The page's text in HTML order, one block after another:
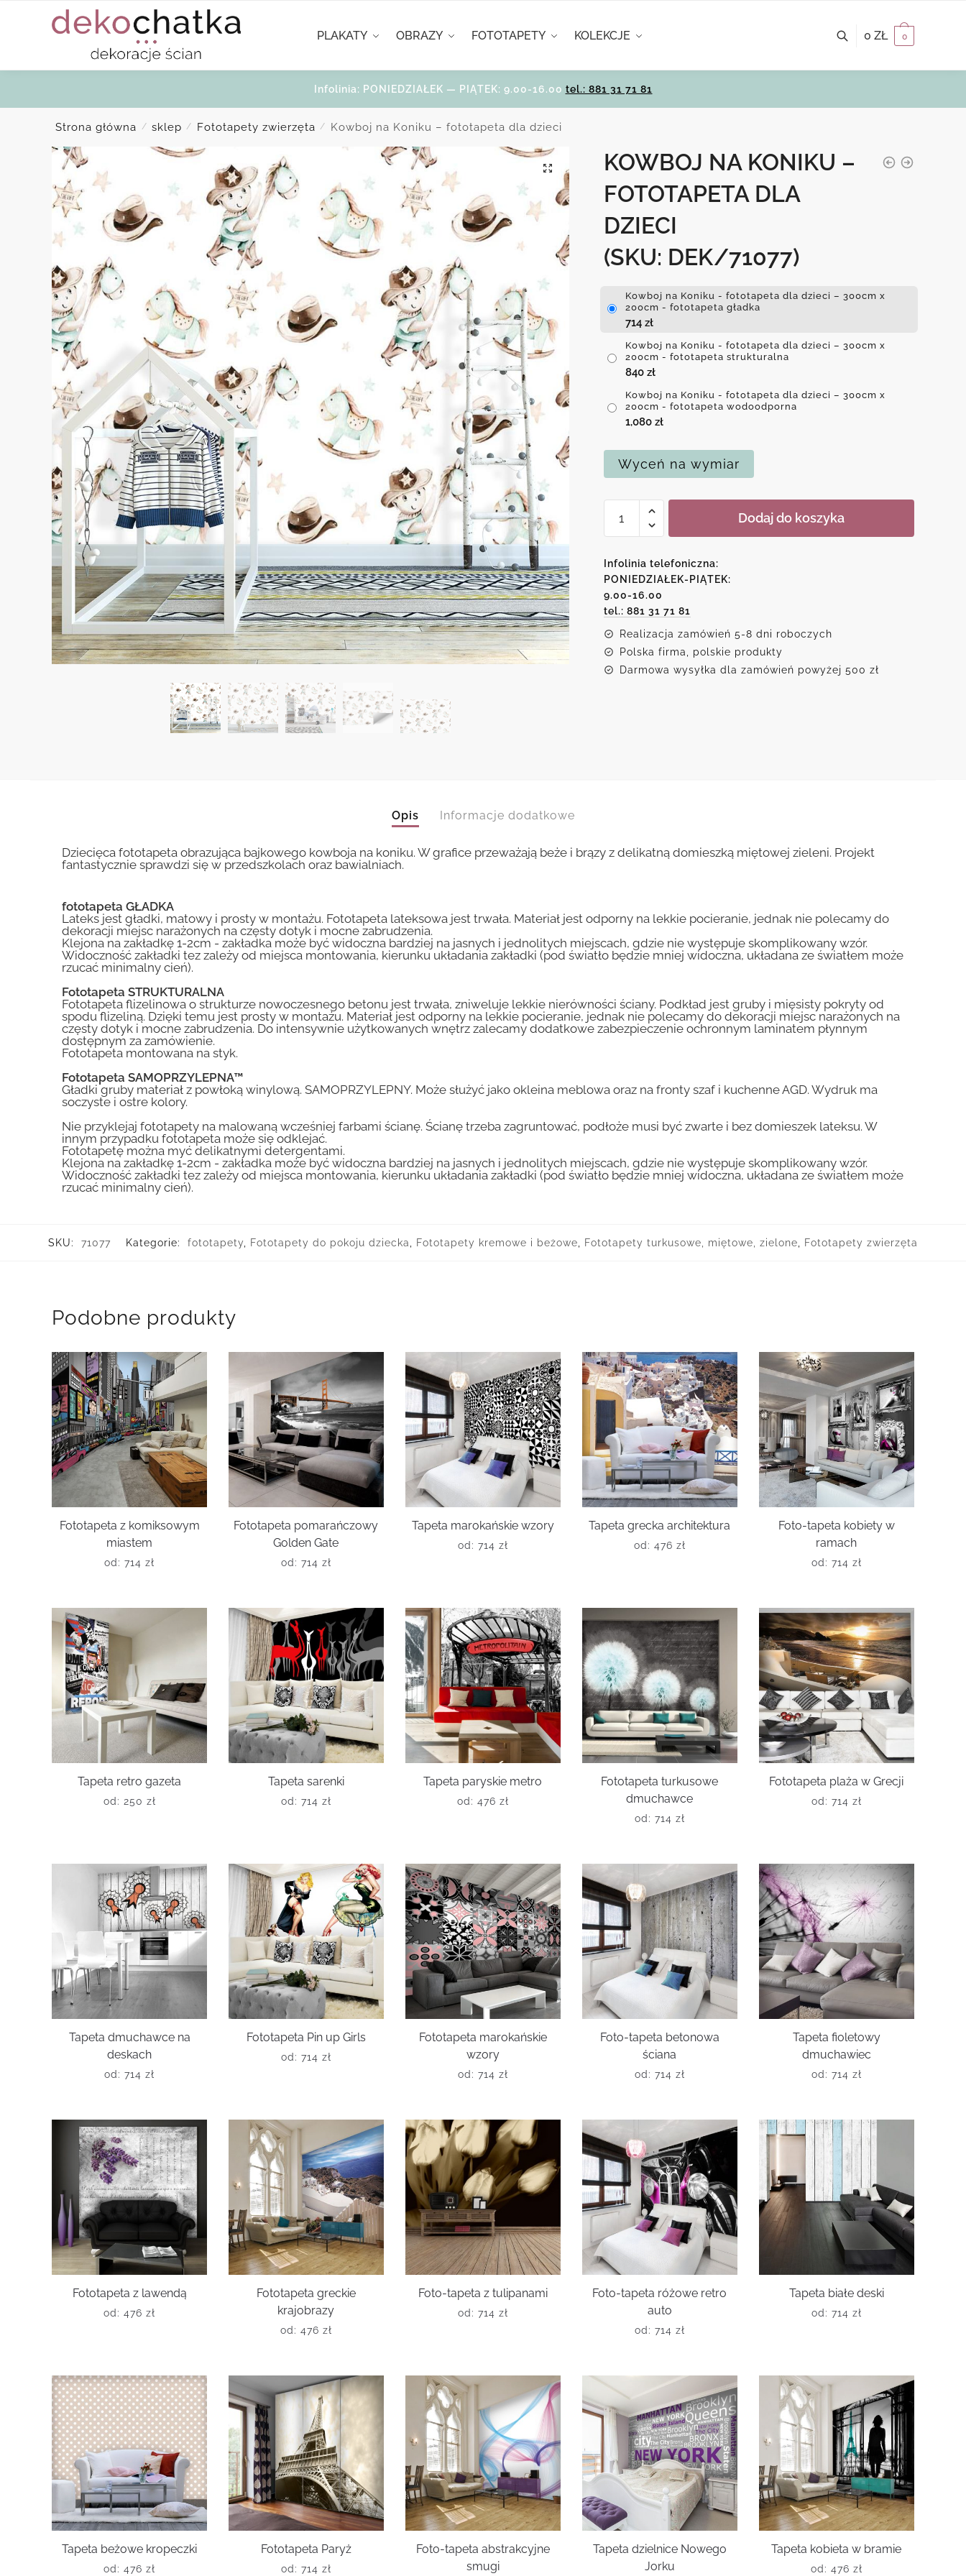
PLAKATY OBRAZY FOTOTAPETY KOLEKCJE 0 ZŁ 0
Infolinia: PONIEDZIAŁEK — PIĄTEK: 9.00-16.00 tel.: 881 31 71 81
Strona główna / sklep / Fototapety zwierzęta / Kowboj na Koniku – fototapeta dla dzieci
KOWBOJ NA KONIKU –
FOTOTAPETA DLA
DZIECI
(SKU: DEK/71077)
Kowboj na Koniku - fototapeta dla dzieci – 300cm x
200cm - fototapeta gładka
714 zł
Kowboj na Koniku - fototapeta dla dzieci – 300cm x
200cm - fototapeta strukturalna
840 zł
Kowboj na Koniku - fototapeta dla dzieci – 300cm x
200cm - fototapeta wodoodporna
1,080 zł
Wyceń na wymiar
Kowboj
Koniku
-
fototapeta
dla
dzieci
Dodaj do koszyka
Infolinia telefoniczna:
PONIEDZIAŁEK-PIĄTEK:
9.00-16.00
tel.: 881 31 71 81
Realizacja zamówień 5-8 dni roboczych
Polska firma, polskie produkty
Darmowa wysyłka dla zamówień powyżej 500 zł
Opis Informacje dodatkowe
Dziecięca fototapeta obrazująca bajkowego kowboja na koniku. W grafice przeważają beże i brązy z delikatną domieszką miętowej zieleni. Projekt
fantastycznie sprawdzi się w przedszkolach oraz bawialniach.
fototapeta GŁADKA
Lateks jest gładki, matowy i prosty w montażu. Fototapeta lateksowa jest trwała. Materiał jest odporny na lekkie pocieranie, jednak nie polecamy do
dekoracji miejsc narażonych na częsty dotyk i mocne zabrudzenia.
Klejona na zakładkę 1-2cm - zakładka może być widoczna bardziej na jasnych i jednolitych miejscach, gdzie nie występuje skomplikowany wzór.
Widoczność zakładki tez zależy od miejsca montowania, kierunku układania zakładki (pod światło będzie mniej widoczna, układana ze światłem może
rzucać minimalny cień).
Fototapeta STRUKTURALNA
Fototapeta flizelinowa o strukturze nowoczesnego betonu jest trwała, zniweluje lekkie nierówności ściany. Podkład jest gruby i mięsisty pokryty od
spodu flizeliną. Dzięki temu jest prosty w montażu. Materiał jest odporny na lekkie pocieranie, jednak nie polecamy do dekoracji miejsc narażonych na
częsty dotyk i mocne zabrudzenia. Do intensywnie użytkowanych wnętrz zalecamy dodatkowe zabezpieczenie ochronnym laminatem płynnym
dostępnym za zamówienie.
Fototapeta montowana na styk.
Fototapeta SAMOPRZYLEPNA™
Gładki gruby materiał z powłoką winylową. SAMOPRZYLEPNY. Może służyć jako okleina meblowa oraz na fronty szaf i kuchenne AGD. Wydruk ma
soczyste i ostre kolory.
Nie przyklejaj fototapety na malowaną wcześniej farbami ścianę. Ścianę trzeba zagruntować, podłoże musi być zwarte i bez domieszek lateksu. W
innym przypadku fototapeta może się odklejać.
Fototapetę można myć delikatnymi detergentami.
Klejona na zakładkę 1-2cm - zakładka może być widoczna bardziej na jasnych i jednolitych miejscach, gdzie nie występuje skomplikowany wzór.
Widoczność zakładki tez zależy od miejsca montowania, kierunku układania zakładki (pod światło będzie mniej widoczna, układana ze światłem może
rzucać minimalny cień).
SKU: 71077 Kategorie: fototapety, Fototapety do pokoju dziecka, Fototapety kremowe i beżowe, Fototapety turkusowe, miętowe, zielone, Fototapety zwierzęta
Podobne produkty
Fototapeta z komiksowym
miastem
od: 714 zł
Fototapeta pomarańczowy
Golden Gate
od: 714 zł
Tapeta marokańskie wzory
od: 714 zł
Tapeta grecka architektura
od: 476 zł
Foto-tapeta kobiety w
ramach
od: 714 zł
Tapeta retro gazeta
od: 250 zł
Tapeta sarenki
od: 714 zł
Tapeta paryskie metro
od: 476 zł
Fototapeta turkusowe
dmuchawce
od: 714 zł
Fototapeta plaża w Grecji
od: 714 zł
Tapeta dmuchawce na
deskach
od: 714 zł
Fototapeta Pin up Girls
od: 714 zł
Fototapeta marokańskie
wzory
od: 714 zł
Foto-tapeta betonowa
ściana
od: 714 zł
Tapeta fioletowy
dmuchawiec
od: 714 zł
Fototapeta z lawendą
od: 476 zł
Fototapeta greckie
krajobrazy
od: 476 zł
Foto-tapeta z tulipanami
od: 714 zł
Foto-tapeta różowe retro
auto
od: 714 zł
Tapeta białe deski
od: 714 zł
Tapeta beżowe kropeczki
od: 476 zł
Fototapeta Paryż
od: 714 zł
Foto-tapeta abstrakcyjne
smugi
Tapeta dzielnice Nowego
Jorku
Tapeta kobieta w bramie
od: 476 zł